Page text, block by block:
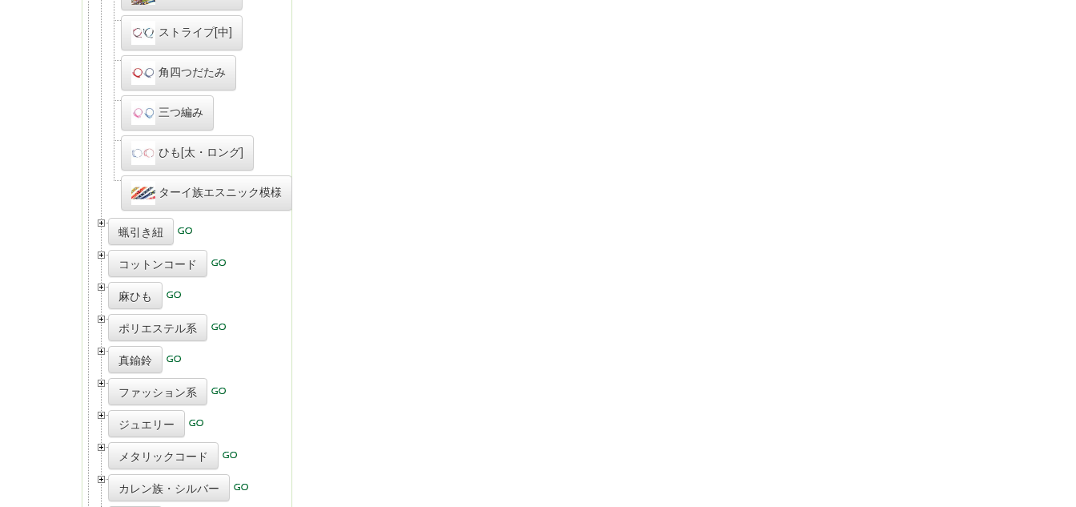
ストライプ[中]
角四つだたみ
三つ編み
ひも[太・ロング]
ターイ族エスニック模様
蝋引き紐
コットンコード
麻ひも
ポリエステル系
真鍮鈴
ファッション系
ジュエリー
メタリックコード
カレン族・シルバー